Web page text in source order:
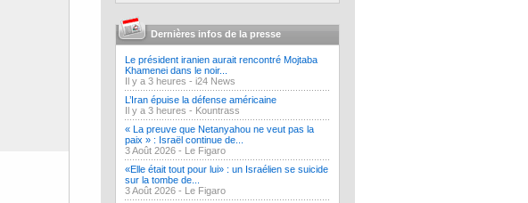
Dernières infos de la presse
Le président iranien aurait rencontré Mojtaba
Khamenei dans le noir...
Il y a 3 heures - i24 News
L’Iran épuise la défense américaine
Il y a 3 heures - Kountrass
« La preuve que Netanyahou ne veut pas la
paix » : Israël continue de...
3 Août 2026 - Le Figaro
«Elle était tout pour lui» : un Israélien se suicide
sur la tombe de...
3 Août 2026 - Le Figaro